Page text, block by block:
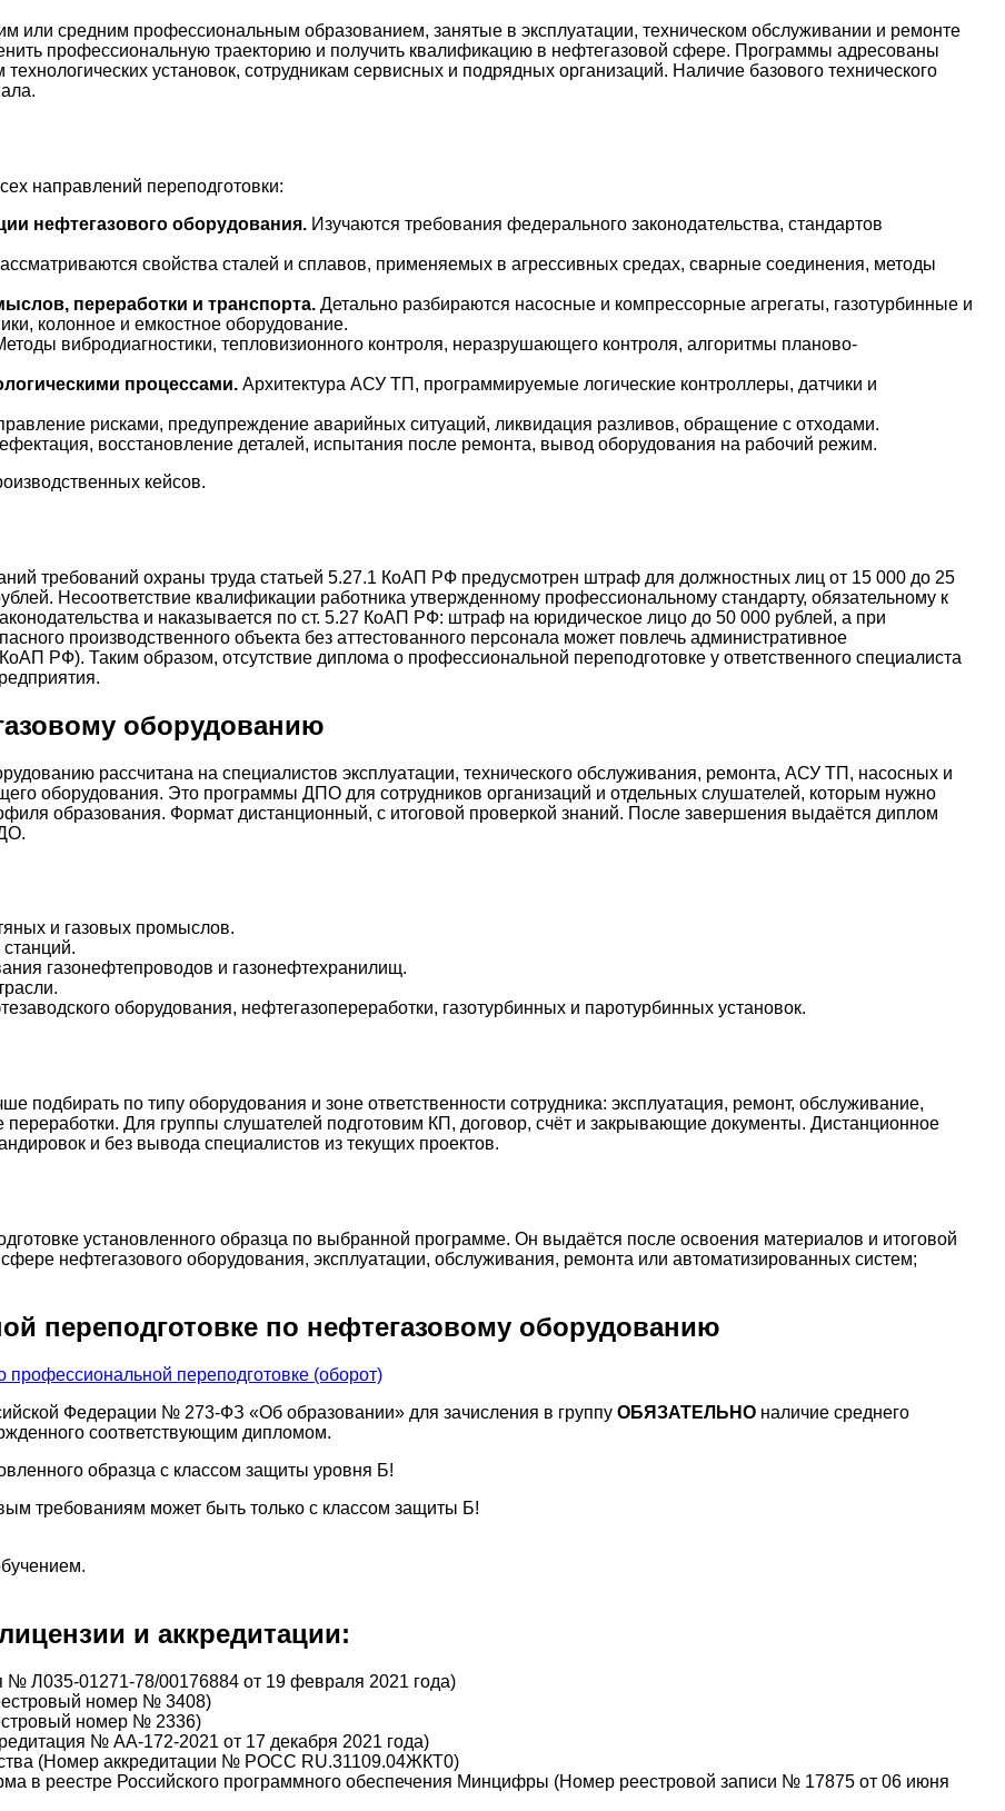
или средним профессиональным образованием, занятые в эксплуатации, техническом обслуживании и ремонте
профессиональную траекторию и получить квалификацию в нефтегазовой сфере. Программы адресованы
установок, сотрудникам сервисных и подрядных организаций. Наличие базового технического
направлений переподготовки:
нефтегазового оборудования. Изучаются требования федерального законодательства, стандартов
свойства сталей и сплавов, применяемых в агрессивных средах, сварные соединения, методы
переработки и транспорта. Детально разбираются насосные и компрессорные агрегаты, газотурбинные и
колонное и емкостное оборудование.
вибродиагностики, тепловизионного контроля, неразрушающего контроля, алгоритмы планово-
процессами. Архитектура АСУ ТП, программируемые логические контроллеры, датчики и
рисками, предупреждение аварийных ситуаций, ликвидация разливов, обращение с отходами.
восстановление деталей, испытания после ремонта, вывод оборудования на рабочий режим.
кейсов.
требований охраны труда статьей 5.27.1 КоАП РФ предусмотрен штраф для должностных лиц от 15 000 до 25
Несоответствие квалификации работника утвержденному профессиональному стандарту, обязательному к
и наказывается по ст. 5.27 КоАП РФ: штраф на юридическое лицо до 50 000 рублей, а при
производственного объекта без аттестованного персонала может повлечь административное
РФ). Таким образом, отсутствие диплома о профессиональной переподготовке у ответственного специалиста
оборудованию
рассчитана на специалистов эксплуатации, технического обслуживания, ремонта, АСУ ТП, насосных и
оборудования. Это программы ДПО для сотрудников организаций и отдельных слушателей, которым нужно
образования. Формат дистанционный, с итоговой проверкой знаний. После завершения выдаётся диплом
и газовых промыслов.
газонефтепроводов и газонефтехранилищ.
оборудования, нефтегазопереработки, газотурбинных и паротурбинных установок.
подбирать по типу оборудования и зоне ответственности сотрудника: эксплуатация, ремонт, обслуживание,
Для группы слушателей подготовим КП, договор, счёт и закрывающие документы. Дистанционное
и без вывода специалистов из текущих проектов.
установленного образца по выбранной программе. Он выдаётся после освоения материалов и итоговой
нефтегазового оборудования, эксплуатации, обслуживания, ремонта или автоматизированных систем;
переподготовке по нефтегазовому оборудованию
Федерации № 273-ФЗ «Об образовании» для зачисления в группу ОБЯЗАТЕЛЬНО наличие среднего
соответствующим дипломом.
образца с классом защиты уровня Б!
требованиям может быть только с классом защиты Б!
и аккредитации:
№ Л035-01271-78/00176884 от 19 февраля 2021 года)
номер № 3408)
номер № 2336)
№ АА-172-2021 от 17 декабря 2021 года)
(Номер аккредитации № РОСС RU.31109.04ЖКТ0)
в реестре Российского программного обеспечения Минцифры (Номер реестровой записи № 17875 от 06 июня